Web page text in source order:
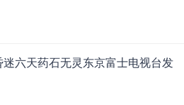
六天药石无灵东京富士电视台发